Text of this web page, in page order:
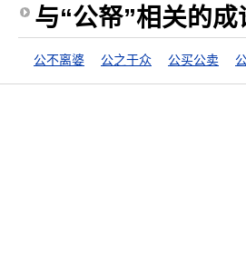
与“公帑”相关的成
公不离婆 公之于众 公买公卖